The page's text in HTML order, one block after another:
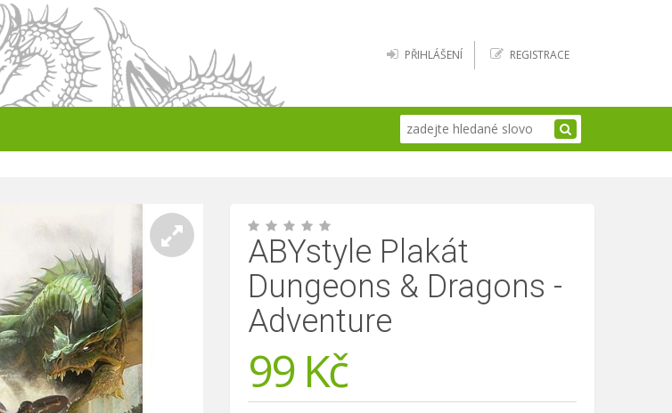
PŘIHLÁŠENÍ REGISTRACE
ABYstyle Plakát
Dungeons & Dragons -
Adventure
99Kč